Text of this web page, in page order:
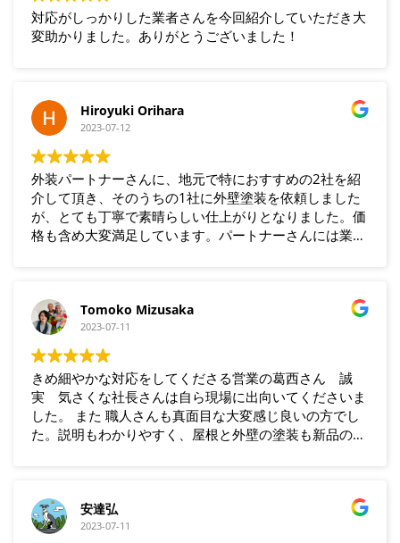
対応がしっかりした業者さんを今回紹介していただき大
変助かりました。ありがとうございました！
Hiroyuki Orihara
2023-07-12
外装パートナーさんに、地元で特におすすめの2社を紹
介して頂き、そのうちの1社に外壁塗装を依頼しました
が、とても丁寧で素晴らしい仕上がりとなりました。価
格も含め大変満足しています。パートナーさんには業者
Tomoko Mizusaka
2023-07-11
きめ細やかな対応をしてくださる営業の葛西さん 誠
実 気さくな社長さんは自ら現場に出向いてくださいま
した。 また 職人さんも真面目な大変感じ良いの方でし
た。説明もわかりやすく、屋根と外壁の塗装も新品のよ
ました。安達弘
2023-07-11